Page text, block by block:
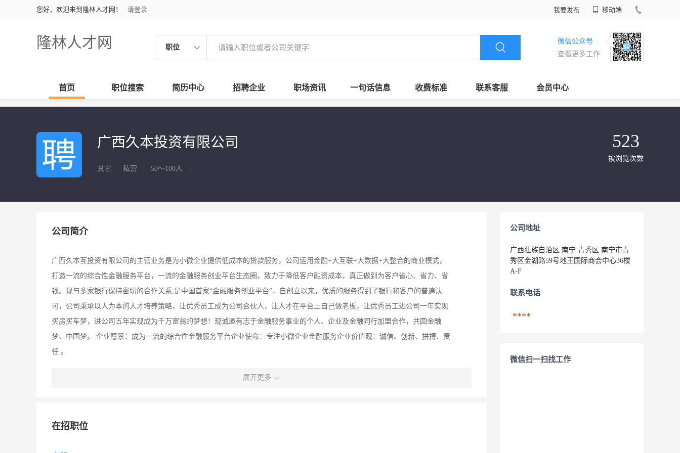
您好，欢迎来到隆林人才网！ 请登录 我要发布 移动端
隆林人才网 职位
微信公众号
查看更多工作
首页 职位搜索 简历中心 招聘企业 职场资讯 一句话信息 收费标准 联系客服 会员中心
广西久本投资有限公司
其它 私营 50～100人
523
被浏览次数
公司简介
广西久本互投资有限公司的主营业务是为小微企业提供低成本的贷款服务，公司运用金融+大互联+大数据+大整合的商业模式，
打造一流的综合性金融服务平台，一流的金融服务创业平台生态圈，致力于降低客户融资成本，真正做到为客户省心、省力、省
钱。现与多家银行保持密切的合作关系,是中国首家“金融服务创业平台”，自创立以来，优质的服务得到了银行和客户的普遍认
可，公司秉承以人为本的人才培养策略，让优秀员工成为公司合伙人，让人才在平台上自己做老板，让优秀员工进公司一年实现
买房买车梦，进公司五年实现成为千万富翁的梦想！现诚邀有志于金融服务事业的个人、企业及金融同行加盟合作，共圆金融
梦、中国梦。 企业愿景：成为一流的综合性金融服务平台企业使命：专注小微企业金融服务企业价值观：诚信、创新、拼搏、责
任 。
展开更多
在招职位
公司地址
广西壮族自治区 南宁 青秀区 南宁市青
秀区金湖路59号地王国际商会中心36楼
A-F
联系电话
****
微信扫一扫找工作